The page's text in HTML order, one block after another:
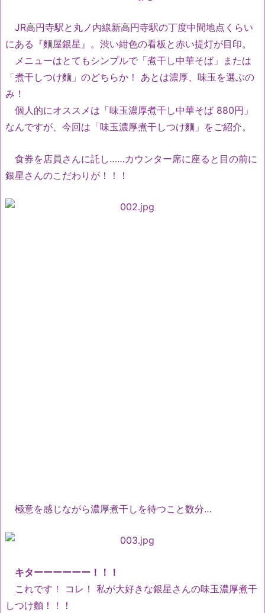
JR高円寺駅と丸ノ内線新高円寺駅の丁度中間地点くらい
にある『麵屋銀星』。渋い紺色の看板と赤い提灯が目印。
メニューはとてもシンプルで「煮干し中華そば」または
「煮干しつけ麵」のどちらか！ あとは濃厚、味玉を選ぶの
み！
個人的にオススメは「味玉濃厚煮干し中華そば 880円」
なんですが、今回は「味玉濃厚煮干しつけ麵」をご紹介。
食券を店員さんに託し……カウンター席に座ると目の前に
銀星さんのこだわりが！！！
極意を感じながら濃厚煮干しを待つこと数分…
キターーーーーー！！！
これです！ コレ！ 私が大好きな銀星さんの味玉濃厚煮干
しつけ麵！！！